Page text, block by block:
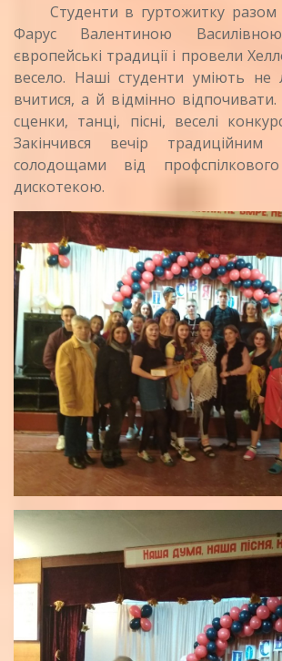
Студенти в гуртожитку разом
Фарус Валентиною
європейські традиції і провели
весело. Наші студенти уміють не
вчитися, а й відмінно
сценки, танці, пісні, веселі
Закінчився вечір
солодощами від
дискотекою.